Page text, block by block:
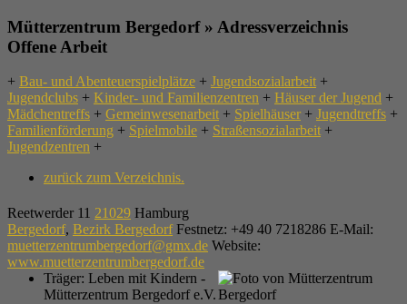
Mütterzentrum Bergedorf » Adressverzeichnis
Offene Arbeit
+ Bau- und Abenteuerspielplätze + Jugendsozialarbeit +
Jugendclubs + Kinder- und Familienzentren + Häuser der Jugend +
Mädchentreffs + Gemeinwesenarbeit + Spielhäuser + Jugendtreffs +
Familienförderung + Spielmobile + Straßensozialarbeit +
Jugendzentren +
zurück zum Verzeichnis.
Reetwerder 11 21029 Hamburg
Bergedorf, Bezirk Bergedorf Festnetz: +49 40 7218286 E-Mail:
muetterzentrumbergedorf@gmx.de Website:
www.muetterzentrumbergedorf.de
Träger: Leben mit Kindern -
Mütterzentrum Bergedorf e.V.